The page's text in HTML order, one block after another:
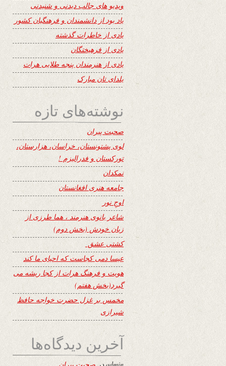
ویدیو های جالب دیدنی و شنیدنی
یاد بود از دانشمندان و فرهنگیان کشور
یادی از خاطرات گذشته
یادی از فرهیختگان
یادی از هنرمندان پنجه طلایی هرات
یلدای تان مبارک
نوشته‌های تازه
صحبت پیران
لوی پشتونستان، خراسان، هزارستان،
تورکستان و فدرالیزم !
نمکدان
جامعه هنری افغانستان
اوجِ نور
شاعر بانوی هنرمند ، هما طرزی از
زبان خودش (بخش دوم)
کشتی عشق
عیسا دمی کجاست که احیای ما کند
هویت و فرهنگ هرات از کجا ریشه می
گیرد(بخش هفتم)
مخمس بر غزل حضرت خواجه حافظ
شیرازی
آخرین دیدگاه‌ها